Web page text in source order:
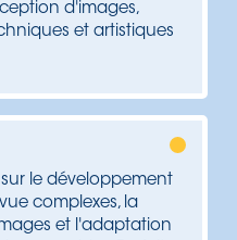
d'images,
et artistiques
le développement
complexes, la
et l'adaptation